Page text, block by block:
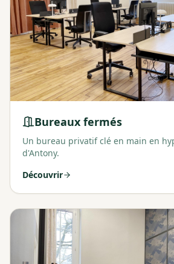
Bureaux fermés
Un bureau privatif clé en main en
d'Antony.
Découvrir